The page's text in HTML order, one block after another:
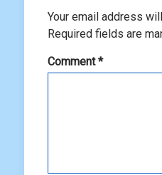
Your email address
Required fields are
Comment*